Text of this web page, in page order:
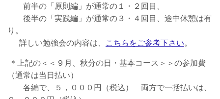
前半の「原則編」が通常の１・２回目、
後半の「実践編」が通常の３・４回目、途中休憩は有
り。
詳しい勉強会の内容は、
こちらをご参考下さい。
＊上記の＜＜９月、秋分の日・基本コース＞＞の参加費
（通常は当日払い）
各編で、５，０００円（税込） 両方で一括払いは、